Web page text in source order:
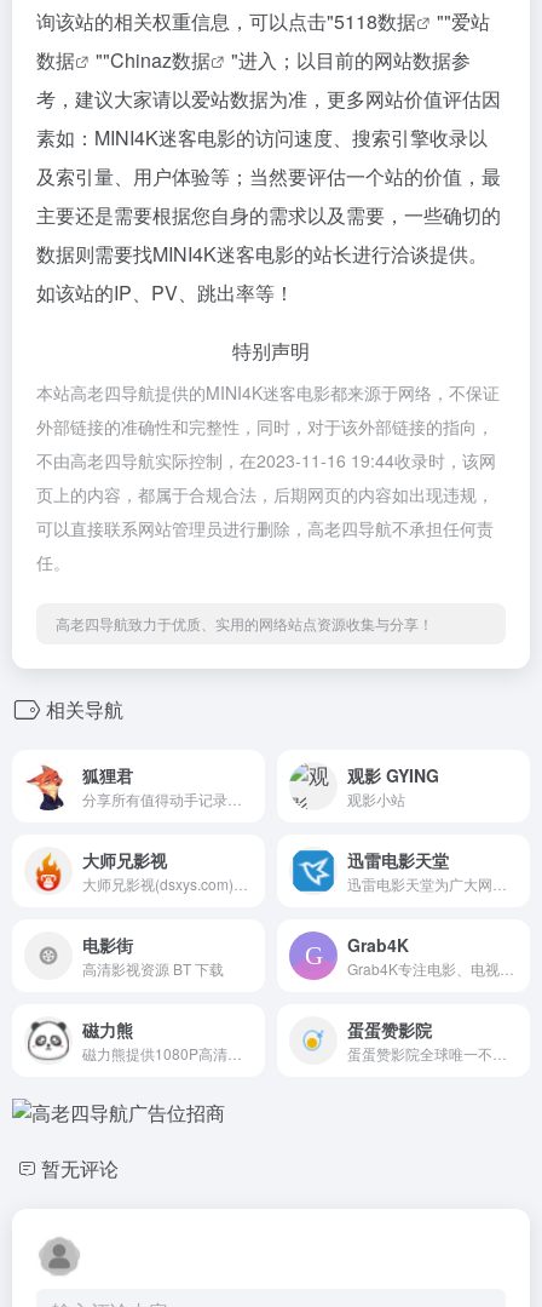
询该站的相关权重信息，可以点击"5118数据 ""爱站
数据
""Chinaz数据
"进入；以目前的网站数据参
考，建议大家请以爱站数据为准，更多网站价值评估因
素如：MINI4K迷客电影的访问速度、搜索引擎收录以
及索引量、用户体验等；当然要评估一个站的价值，最
主要还是需要根据您自身的需求以及需要，一些确切的
数据则需要找MINI4K迷客电影的站长进行洽谈提供。
如该站的IP、PV、跳出率等！
特别声明
本站高老四导航提供的MINI4K迷客电影都来源于网络，不保证
外部链接的准确性和完整性，同时，对于该外部链接的指向，
不由高老四导航实际控制，在2023-11-16 19:44收录时，该网
页上的内容，都属于合规合法，后期网页的内容如出现违规，
可以直接联系网站管理员进行删除，高老四导航不承担任何责
任。
高老四导航致力于优质、实用的网络站点资源收集与分享！
相关导航
狐狸君 观影 GYING
观影小站
大师兄影视 迅雷电影天堂
电影街
高清影视资源 BT 下载
Grab4K
磁力熊 蛋蛋赞影院
暂无评论